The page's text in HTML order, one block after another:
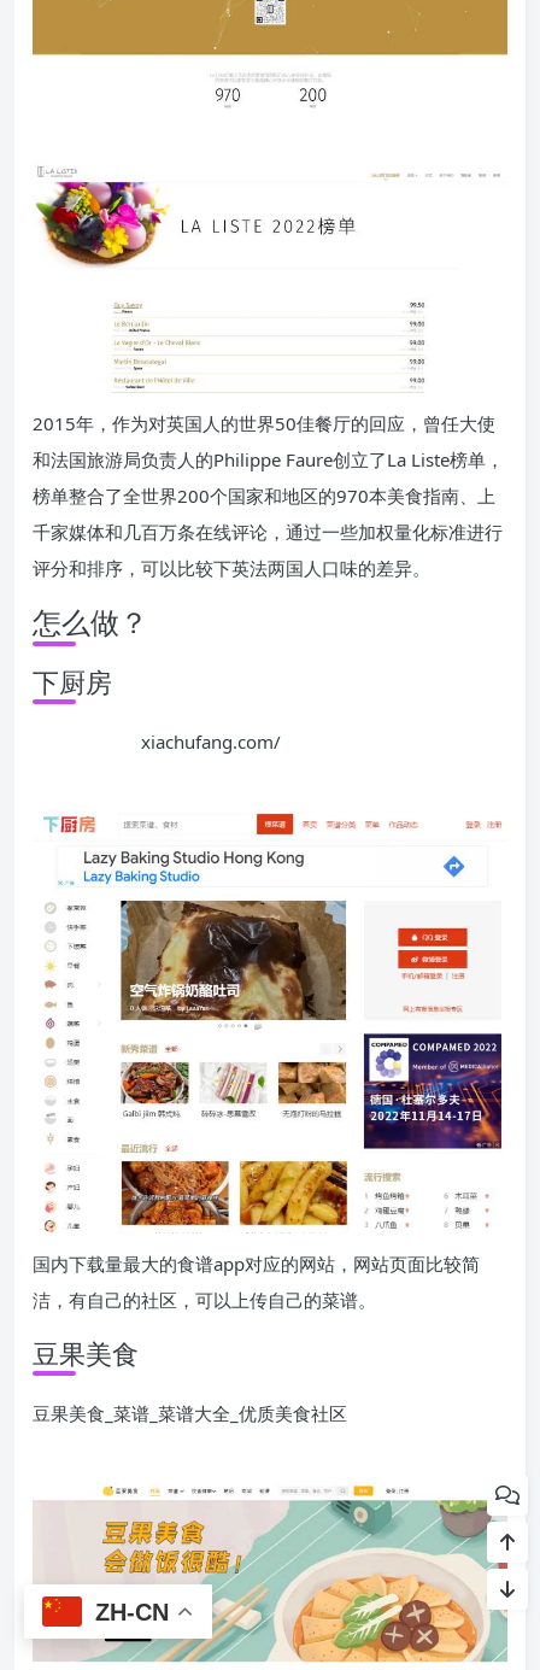
2015年，作为对英国人的世界50佳餐厅的回应，曾任大使
和法国旅游局负责人的Philippe Faure创立了La Liste榜单 ，
榜单整合了全世界200个国家和地区的970本美食指南、上
千家媒体和几百万条在线评论，通过一些加权量化标准进行
评分和排序，可以比较下英法两国人口味的差异。
怎么做？
下厨房
xiachufang.com/
国内下载量最大的食谱app对应的网站，网站页面比较简
洁，有自己的社区，可以上传自己的菜谱。
豆果美食
豆果美食_菜谱_菜谱大全_优质美食社区
ZH-CN